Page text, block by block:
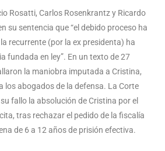
Rosatti, Carlos Rosenkrantz y Ricardo
su sentencia que “el debido proceso ha
recurrente (por la ex presidenta) ha
fundada en ley”. En un texto de 27
la maniobra imputada a Cristina,
los abogados de la defensa. La Corte
fallo la absolución de Cristina por el
tras rechazar el pedido de la fiscalía
de 6 a 12 años de prisión efectiva.